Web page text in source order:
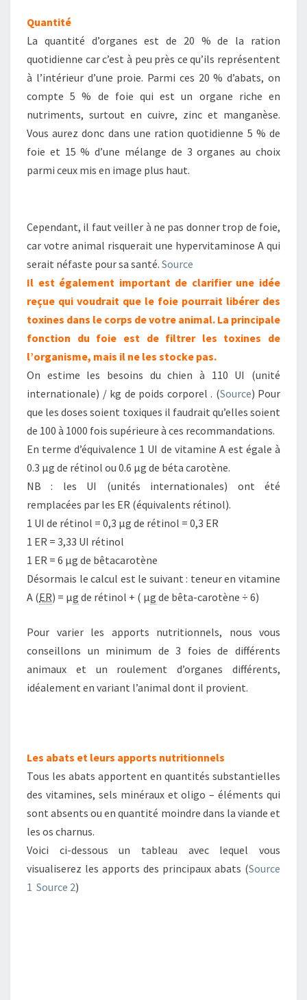
Quantité
La quantité d’organes est de 20 % de la ration
quotidienne car c’est à peu près ce qu’ils représentent
à l’intérieur d’une proie. Parmi ces 20 % d’abats, on
compte 5 % de foie qui est un organe riche en
nutriments, surtout en cuivre, zinc et manganèse.
Vous aurez donc dans une ration quotidienne 5 % de
foie et 15 % d’une mélange de 3 organes au choix
parmi ceux mis en image plus haut.
Cependant, il faut veiller à ne pas donner trop de foie,
car votre animal risquerait une hypervitaminose A qui
serait néfaste pour sa santé. Source
Il est également important de clarifier une idée
reçue qui voudrait que le foie pourrait libérer des
toxines dans le corps de votre animal. La principale
fonction du foie est de filtrer les toxines de
l’organisme, mais il ne les stocke pas.
On estime les besoins du chien à 110 UI (unité
internationale) / kg de poids corporel . (Source) Pour
que les doses soient toxiques il faudrait qu’elles soient
de 100 à 1000 fois supérieure à ces recommandations.
En terme d’équivalence 1 UI de vitamine A est égale à
0.3 µg de rétinol ou 0.6 µg de béta carotène.
NB : les UI (unités internationales) ont été
remplacées par les ER (équivalents rétinol).
1 UI de rétinol = 0,3 µg de rétinol = 0,3 ER
1 ER = 3,33 UI rétinol
1 ER = 6 µg de bêtacarotène
Désormais le calcul est le suivant : teneur en vitamine
A (ER) = µg de rétinol + ( µg de bêta-carotène ÷ 6)
Pour varier les apports nutritionnels, nous vous
conseillons un minimum de 3 foies de différents
animaux et un roulement d’organes différents,
idéalement en variant l’animal dont il provient.
Les abats et leurs apports nutritionnels
Tous les abats apportent en quantités substantielles
des vitamines, sels minéraux et oligo – éléments qui
sont absents ou en quantité moindre dans la viande et
les os charnus.
Voici ci-dessous un tableau avec lequel vous
visualiserez les apports des principaux abats (Source
1 Source 2)